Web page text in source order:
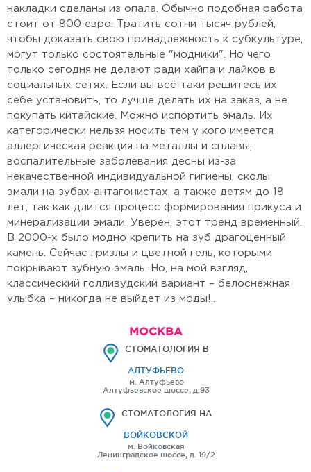
накладки сделаны из опала. Обычно подобная работа
стоит от 800 евро. Тратить сотни тысяч рублей,
чтобы доказать свою принадлежность к субкультуре,
могут только состоятельные "модники". Но чего
только сегодня не делают ради хайпа и лайков в
социальных сетях. Если вы всё-таки решитесь их
себе установить, то лучше делать их на заказ, а не
покупать китайские. Можно испортить эмаль. Их
категорически нельзя носить тем у кого имеется
аллергическая реакция на металлы и сплавы,
воспалительные заболевания десны из-за
некачественной индивидуальной гигиены, сколы
эмали на зубах-антагонистах, а также детям до 18
лет, так как длится процесс формирования прикуса и
минерализации эмали. Уверен, этот тренд временный.
В 2000-х было модно крепить на зуб драгоценный
камень. Сейчас гризлы и цветной гель, которыми
покрывают зубную эмаль. Но, на мой взгляд,
классический голливудский вариант – белоснежная
улыбка – никогда не выйдет из моды!..
МОСКВА
СТОМАТОЛОГИЯ В
АЛТУФЬЕВО
м. Алтуфьево
Алтуфьевское шоссе, д.93
СТОМАТОЛОГИЯ НА
ВОЙКОВСКОЙ
м. Войковская
Ленинградское шоссе, д. 19/2